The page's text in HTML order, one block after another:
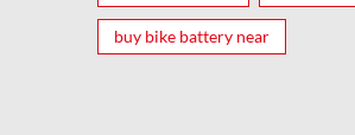
buy bike battery near